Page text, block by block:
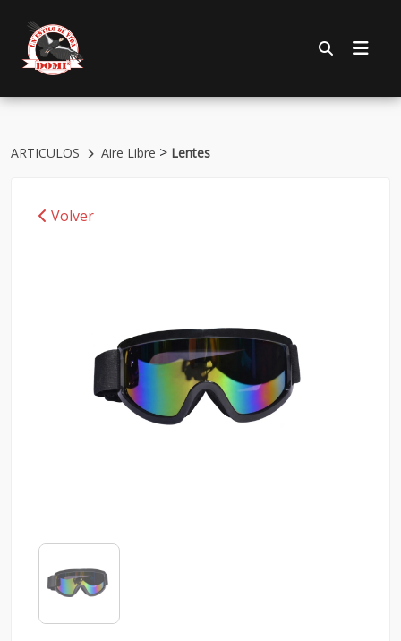
ARTICULOS Aire Libre > Lentes
Volver